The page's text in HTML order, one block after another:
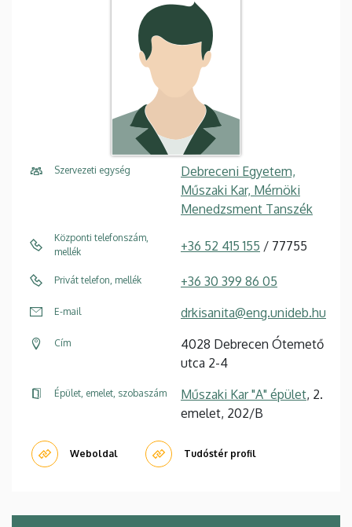
Szervezeti egység
Debreceni Egyetem,
Műszaki Kar, Mérnöki
Menedzsment Tanszék
Központi telefonszám,
mellék
+36 52 415 155 / 77755
Privát telefon, mellék +36 30 399 86 05
E-mail drkisanita@eng.unideb.hu
Cím
4028 Debrecen Ótemető
utca 2-4
Épület, emelet, szobaszám Műszaki Kar "A" épület, 2.
emelet, 202/B
Weboldal Tudóstér profil